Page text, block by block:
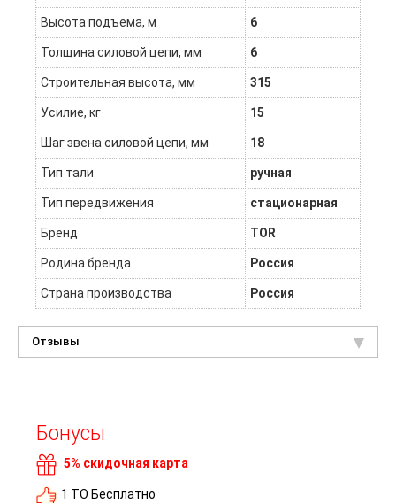
Высота подъема, м 6
Толщина силовой цепи, мм 6
Строительная высота, мм 315
Усилие, кг 15
Шаг звена силовой цепи, мм 18
Тип тали ручная
Тип передвижения стационарная
Бренд TOR
Родина бренда Россия
Страна производства Россия
Отзывы
Бонусы
5% скидочная карта
1 ТО Бесплатно